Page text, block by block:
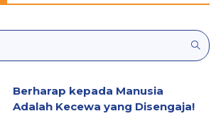
Berharap kepada Manusia
Adalah Kecewa yang Disengaja!